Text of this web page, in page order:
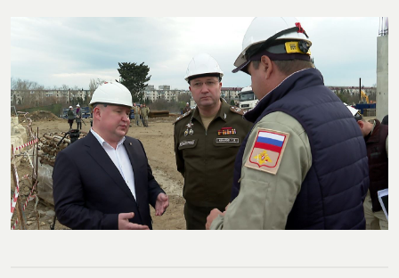
посмотреть на карте